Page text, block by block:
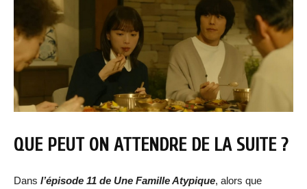
QUE PEUT ON ATTENDRE DE LA SUITE ?
Dans l’épisode 11 de Une Famille Atypique, alors que